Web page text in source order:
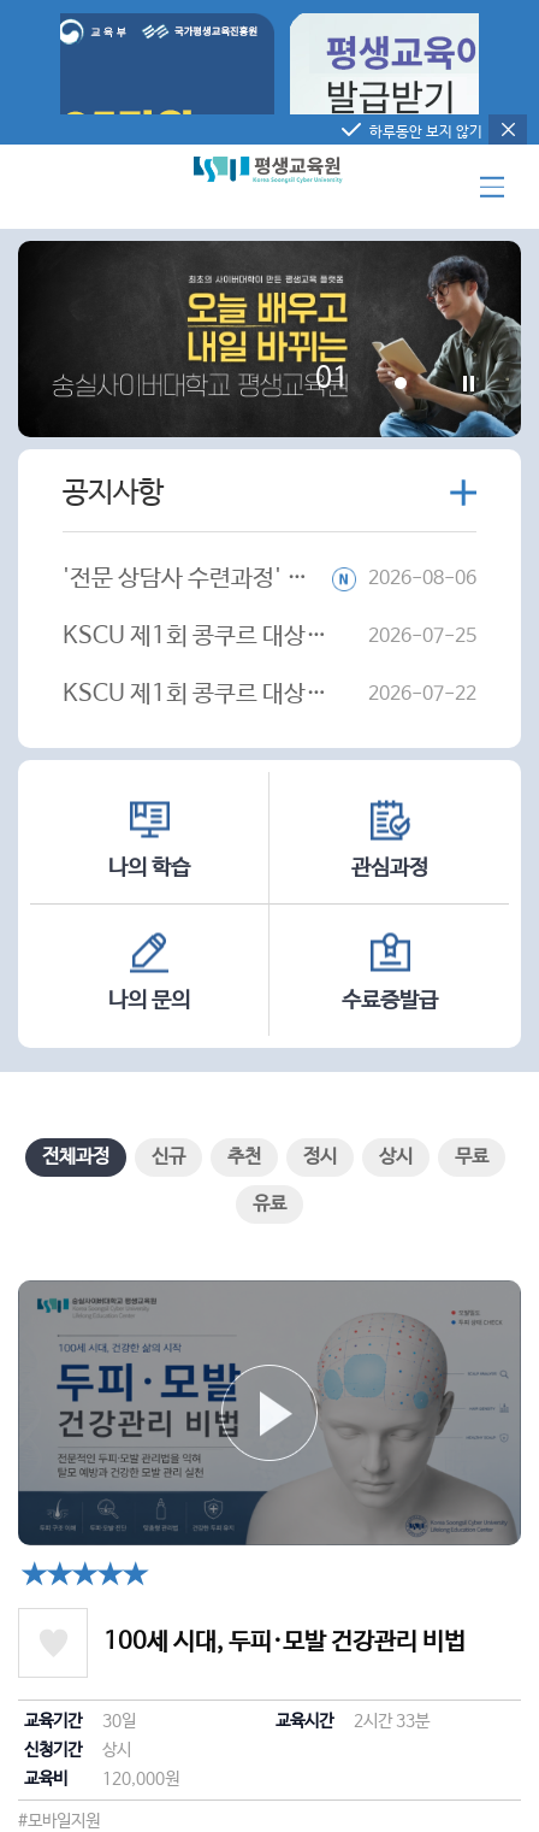
하루동안 보지 않기
공지사항
더
'전문 상담사 수련과정' 무료 상담 내담자 모집 안내 2026-08-06
KSCU 제1회 콩쿠르 대상전 결과 및 심사위원장 총평 2026-07-25
KSCU 제1회 콩쿠르 대상전 안내 2026-07-22
나의 학습 관심과정
나의 문의 수료증발급
01
전체과정 신규 추천 정시 상시 무료
유료
★★★★★
100세 시대, 두피·모발 건강관리 비법
교육기간 30일 교육시간
2시간 33분
신청기간
상시
교육비
120,000원
#모바일지원